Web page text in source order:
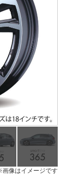
像はイメージです
ー
を
く